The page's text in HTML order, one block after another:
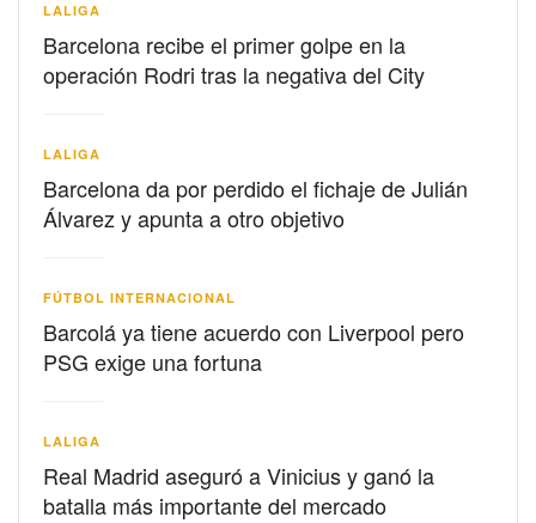
LALIGA
Barcelona recibe el primer golpe en la
operación Rodri tras la negativa del City
LALIGA
Barcelona da por perdido el fichaje de Julián
Álvarez y apunta a otro objetivo
FÚTBOL INTERNACIONAL
Barcolá ya tiene acuerdo con Liverpool pero
PSG exige una fortuna
LALIGA
Real Madrid aseguró a Vinicius y ganó la
batalla más importante del mercado